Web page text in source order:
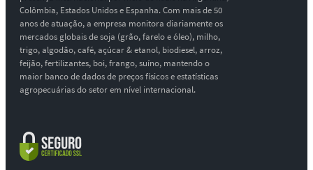
Colômbia, Estados Unidos e Espanha. Com mais de 50
anos de atuação, a empresa monitora diariamente os
mercados globais de soja (grão, farelo e óleo), milho,
trigo, algodão, café, açúcar & etanol, biodiesel, arroz,
feijão, fertilizantes, boi, frango, suíno, mantendo o
maior banco de dados de preços físicos e estatísticas
agropecuárias do setor em nível internacional.